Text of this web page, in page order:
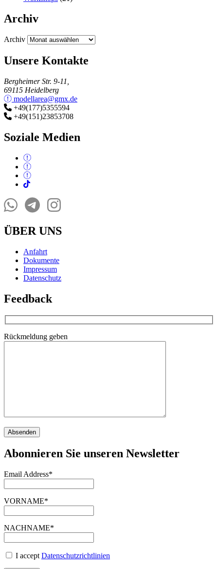
Archiv
Archiv
Unsere Kontakte
Bergheimer Str. 9-11,
69115 Heidelberg
modellarea@gmx.de
+49(177)5355594
+49(151)23853708
Soziale Medien
ÜBER UNS
Anfahrt
Dokumente
Impressum
Datenschutz
Feedback
Rückmeldung geben
Abonnieren Sie unseren Newsletter
Email Address*
VORNAME*
NACHNAME*
I accept Datenschutzrichtlinien